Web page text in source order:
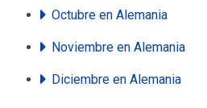
Octubre en Alemania
Noviembre en Alemania
Diciembre en Alemania